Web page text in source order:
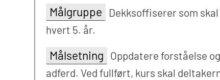
Målgruppe
Dekksoffiserer som
hvert 5. år.
Målsetning Oppdatere forståelse
adferd. Ved fullført, kurs skal